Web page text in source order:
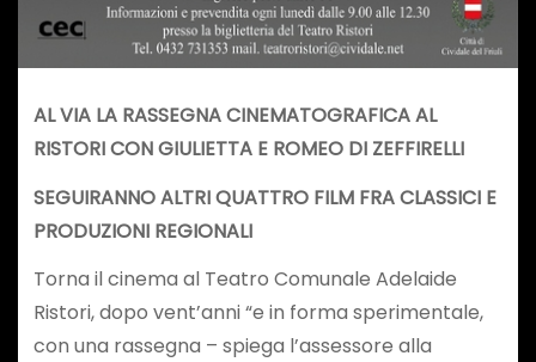
AL VIA LA RASSEGNA CINEMATOGRAFICA AL
RISTORI CON GIULIETTA E ROMEO DI ZEFFIRELLI
SEGUIRANNO ALTRI QUATTRO FILM FRA CLASSICI E
PRODUZIONI REGIONALI
Torna il cinema al Teatro Comunale Adelaide
Ristori, dopo vent’anni “e in forma sperimentale,
con una rassegna – spiega l’assessore alla